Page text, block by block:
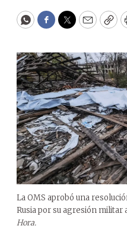
WhatsApp
Facebook
Twitter
Email
La OMS aprobó una
Rusia por su agresión militar
Hora.